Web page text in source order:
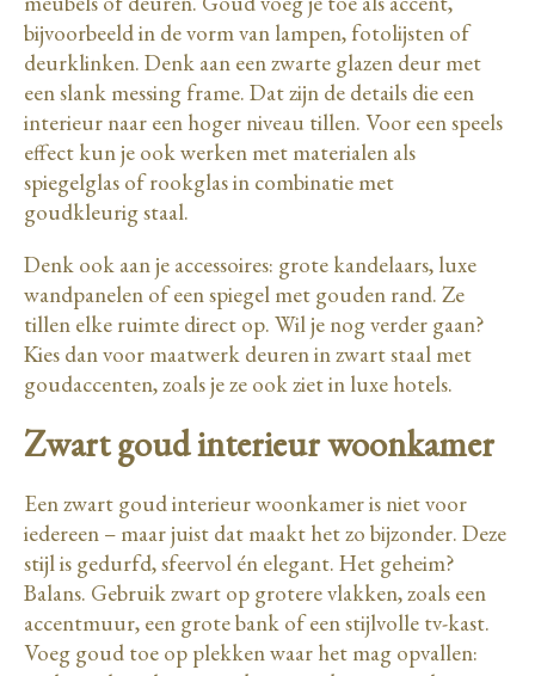
bijvoorbeeld in de vorm van lampen, fotolijsten of
deurklinken. Denk aan een zwarte glazen deur met
een slank messing frame. Dat zijn de details die een
interieur naar een hoger niveau tillen. Voor een speels
effect kun je ook werken met materialen als
spiegelglas of rookglas in combinatie met
goudkleurig staal.
Denk ook aan je accessoires: grote kandelaars, luxe
wandpanelen of een spiegel met gouden rand. Ze
tillen elke ruimte direct op. Wil je nog verder gaan?
Kies dan voor maatwerk deuren in zwart staal met
goudaccenten, zoals je ze ook ziet in luxe hotels.
Zwart goud interieur woonkamer
Een zwart goud interieur woonkamer is niet voor
iedereen – maar juist dat maakt het zo bijzonder. Deze
stijl is gedurfd, sfeervol én elegant. Het geheim?
Balans. Gebruik zwart op grotere vlakken, zoals een
accentmuur, een grote bank of een stijlvolle tv-kast.
Voeg goud toe op plekken waar het mag opvallen: